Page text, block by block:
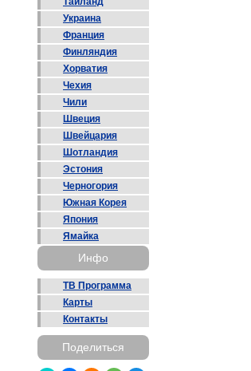
Украина
Франция
Финляндия
Хорватия
Чехия
Чили
Швеция
Швейцария
Шотландия
Эстония
Черногория
Южная Корея
Япония
Ямайка
Инфо
ТВ Программа
Карты
Контакты
Поделиться